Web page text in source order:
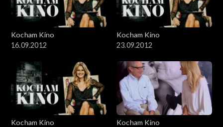
Kocham Kino
16.09.2012
Kocham Kino
23.09.2012
Kocham Kino
Kocham Kino